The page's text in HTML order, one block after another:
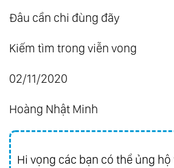
191.Nụ Cười Của Phật Di Lặc
192.
Vượt Ra Ngoài Nhân Quả
Giáo Dục Thuận Tự
Leo Cây
Mọi Yêu Thương
196.Khi Tình Yêu Với Chính
Đâu cần chi đùng đãy
Kiếm tìm trong viễn vong
02/11/2020
Hoàng Nhật Minh
Hi vọng các bạn có thể ủng hộ